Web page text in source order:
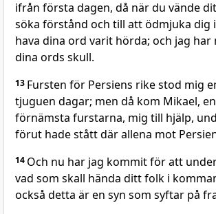
ifrån första dagen, då när du vände
söka förstånd och till att ödmjuka dig
hava dina ord varit hörda; och jag
dina ords skull.
13 Fursten för Persiens rike stod mig
tjuguen dagar; men då kom Mikael,
förnämsta furstarna, mig till hjälp,
förut hade stått där allena mot
14 Och nu har jag kommit för att
vad som skall hända ditt folk i
också detta är en syn som syftar på